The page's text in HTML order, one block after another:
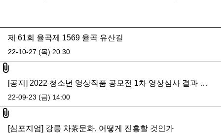
제 61회 율곡제 1569 율곡 유산길
22-10-27 (목) 20:30
첨부파일
[공지] 2022 청소년 영상작품 공모전 1차 영상심사 결과 발표
22-09-23 (금) 14:00
첨부파일
[심포지엄] 강릉 차茶문화, 어떻게 진흥할 것인가